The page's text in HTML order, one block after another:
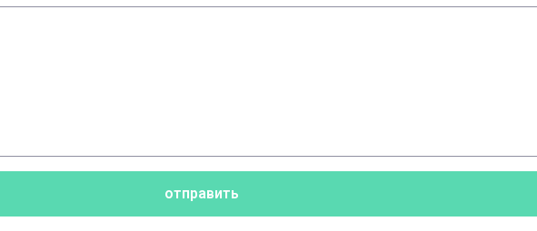
отправить